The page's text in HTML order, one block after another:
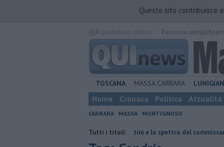
Questo sito contribuisce
TOSCANA MASSA CARRARA
Home Cronaca Politica Attualità
CARRARA MASSA MONTIGNOSO
Tutti i titoli:
Retiambiente, il dopo Fortini e lo spettro del commissariamento